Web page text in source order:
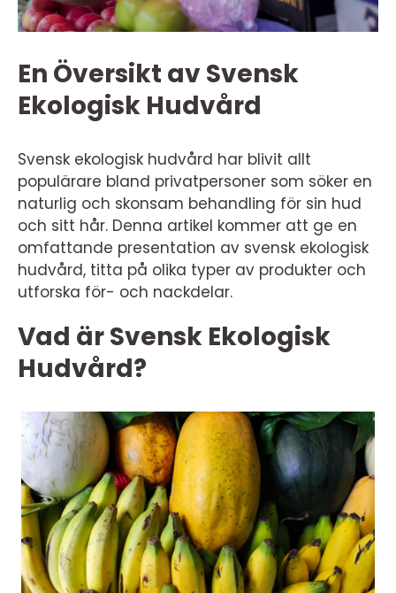
En Översikt av Svensk
Ekologisk Hudvård
Svensk ekologisk hudvård har blivit allt
populärare bland privatpersoner som söker en
naturlig och skonsam behandling för sin hud
och sitt hår. Denna artikel kommer att ge en
omfattande presentation av svensk ekologisk
hudvård, titta på olika typer av produkter och
utforska för- och nackdelar.
Vad är Svensk Ekologisk
Hudvård?